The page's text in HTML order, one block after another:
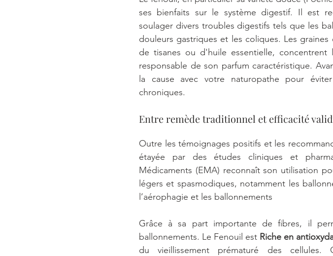
ses bienfaits sur le système digestif. Il est
soulager divers troubles digestifs tels que les
douleurs gastriques et les coliques. Les
de tisanes ou d'huile essentielle,
responsable de son parfum caractéristique.
la cause avec votre naturopathe pour
chroniques.
Entre remède traditionnel et efficacité
Outre les témoignages positifs et les
étayée par des études cliniques et
Médicaments (EMA) reconnaît son utilisation
légers et spasmodiques, notamment les
l’aérophagie et les ballonnements
Grâce à sa part importante de fibres, il
ballonnements. Le Fenouil est Riche en
du vieillissement prématuré des cellules.